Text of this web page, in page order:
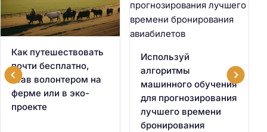
Как путешествовать
почти бесплатно,
став волонтером на
ферме или в эко-
проекте
Используй
алгоритмы
машинного обучения
для прогнозирования
лучшего времени
бронирования